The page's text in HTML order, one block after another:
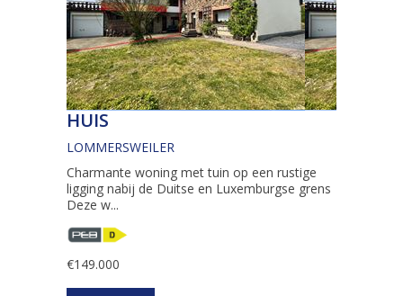
HUIS
LOMMERSWEILER
Charmante woning met tuin op een rustige
ligging nabij de Duitse en Luxemburgse grens
Deze w...
€149.000